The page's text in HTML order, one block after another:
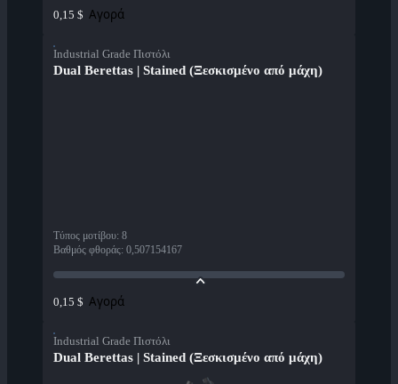
0,15 $ Αγορά
Industrial Grade Πιστόλι
Dual Berettas | Stained (Ξεσκισμένο από μάχη)
Τύπος μοτίβου: 8
Βαθμός φθοράς: 0,507154167
0,15 $ Αγορά
Industrial Grade Πιστόλι
Dual Berettas | Stained (Ξεσκισμένο από μάχη)